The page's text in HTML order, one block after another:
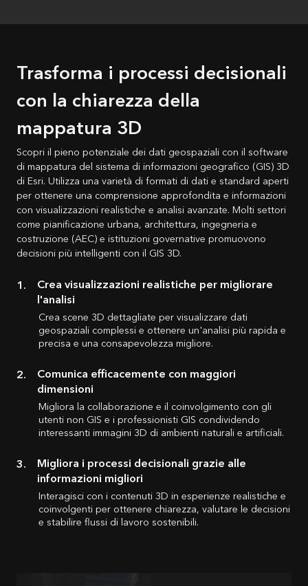
Trasforma i processi decisionali
con la chiarezza della
mappatura 3D
Scopri il pieno potenziale dei dati geospaziali con il software
di mappatura del sistema di informazioni geografico (GIS) 3D
di Esri. Utilizza una varietà di formati di dati e standard aperti
per ottenere una comprensione approfondita e informazioni
con visualizzazioni realistiche e analisi avanzate. Molti settori
come pianificazione urbana, architettura, ingegneria e
costruzione (AEC) e istituzioni governative promuovono
decisioni più intelligenti con il GIS 3D.
Crea visualizzazioni realistiche per migliorare
l'analisi
Crea scene 3D dettagliate per visualizzare dati
geospaziali complessi e ottenere un'analisi più rapida e
precisa e una consapevolezza migliore.
Comunica efficacemente con maggiori
dimensioni
Migliora la collaborazione e il coinvolgimento con gli
utenti non GIS e i professionisti GIS condividendo
interessanti immagini 3D di ambienti naturali e artificiali.
Migliora i processi decisionali grazie alle
informazioni migliori
Interagisci con i contenuti 3D in esperienze realistiche e
coinvolgenti per ottenere chiarezza, valutare le decisioni
e stabilire flussi di lavoro sostenibili.